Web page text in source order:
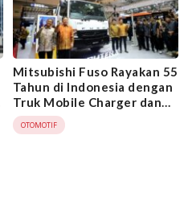
Mitsubishi Fuso Rayakan 55
Tahun di Indonesia dengan
Truk Mobile Charger dan
Fighter-X Tractor Head di
GIIAS 2025
OTOMOTIF